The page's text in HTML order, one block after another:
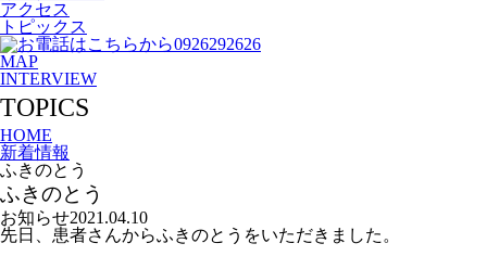
アクセス
トピックス
MAP
INTERVIEW
TOPICS
HOME
新着情報
ふきのとう
ふきのとう
お知らせ2021.04.10
先日、患者さんからふきのとうをいただきました。